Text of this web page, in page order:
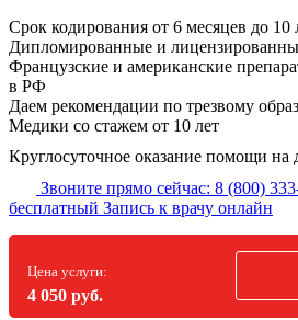
Срок кодирования от 6 месяцев до 10
Дипломированные и
Французские и американские
в РФ
Даем рекомендации по трезвому
Медики со стажем от 10 лет
Круглосуточное оказание помощи
Звоните прямо сейчас: 8 (800)
бесплатный Запись к врачу онлайн
Цена услуги:
4 050 руб.